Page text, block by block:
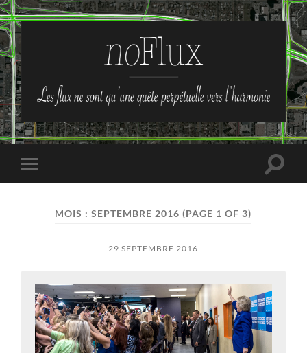
no-
Flux
Toggle
mobile
Toggle
MOIS :SEPTEMBRE 2016 (PAGE 1 OF 3)
29 SEPTEMBRE 2016